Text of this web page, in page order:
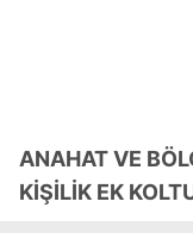
ANAHAT VE
KİŞİLİK EK